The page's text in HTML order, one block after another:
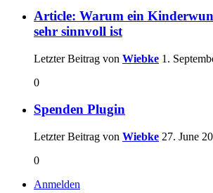
Article: Warum ein
sehr sinnvoll ist
Letzter Beitrag von Wiebke 1.
0
Spenden Plugin
Letzter Beitrag von Wiebke 27. June
0
Anmelden